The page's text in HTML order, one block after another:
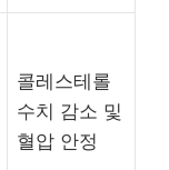
콜레스테롤
수치 감소 및
혈압 안정